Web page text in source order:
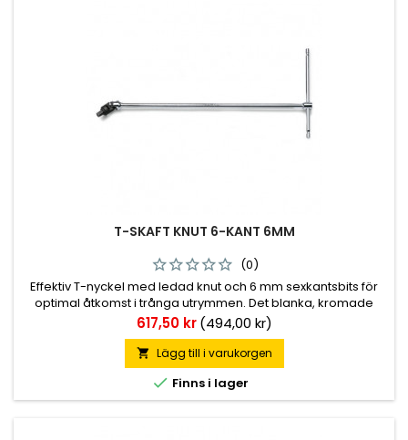
T-SKAFT KNUT 6-KANT 6MM
(0)
Effektiv T-nyckel med ledad knut och 6 mm sexkantsbits för
optimal åtkomst i trånga utrymmen. Det blanka, kromade
utförandet och den ergonomiska T-formen ger maximal
hävstångseffekt och precision vid arbete med insexskruvar.
Ett professionellt handverktyg från Beta med hög hållfasthet
för krävande mekaniskt arbete.
Pris
617,50 kr (494,00 kr)
 Lägg till i varukorgen
 Finns i lager